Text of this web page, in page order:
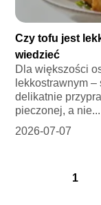
Czy tofu jest
wiedzieć
Dla większości
lekkostrawnym
delikatnie
pieczonej, a nie...
2026-07-07
1